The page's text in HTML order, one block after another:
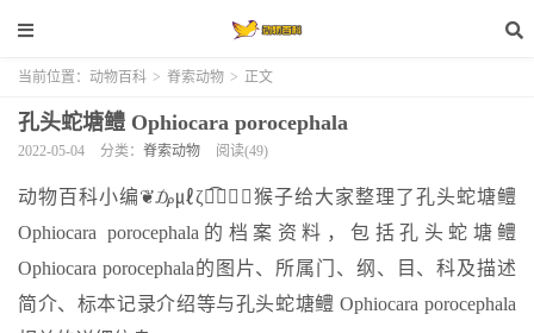
当前位置： 动物百科 > 脊索动物 > 正文
孔头蛇塘鳢 Ophiocara porocephala
2022-05-04 分类： 脊索动物 阅读(49)
动物百科小编❦₯㎕ζั͡✾✎﹏猴子给大家整理了孔头蛇塘鳢
Ophiocara porocephala的档案资料，包括孔头蛇塘鳢
Ophiocara porocephala的图片、所属门、纲、目、科及描述
简介、标本记录介绍等与孔头蛇塘鳢 Ophiocara porocephala